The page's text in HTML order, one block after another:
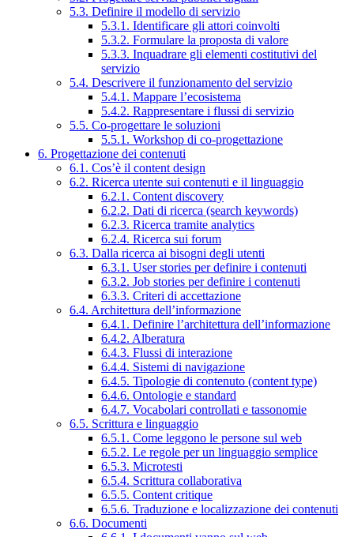
5.3. Definire il modello di servizio
5.3.1. Identificare gli attori coinvolti
5.3.2. Formulare la proposta di valore
5.3.3. Inquadrare gli elementi costitutivi del
servizio
5.4. Descrivere il funzionamento del servizio
5.4.1. Mappare l’ecosistema
5.4.2. Rappresentare i flussi di servizio
5.5. Co-progettare le soluzioni
5.5.1. Workshop di co-progettazione
6. Progettazione dei contenuti
6.1. Cos’è il content design
6.2. Ricerca utente sui contenuti e il linguaggio
6.2.1. Content discovery
6.2.2. Dati di ricerca (search keywords)
6.2.3. Ricerca tramite analytics
6.2.4. Ricerca sui forum
6.3. Dalla ricerca ai bisogni degli utenti
6.3.1. User stories per definire i contenuti
6.3.2. Job stories per definire i contenuti
6.3.3. Criteri di accettazione
6.4. Architettura dell’informazione
6.4.1. Definire l’architettura dell’informazione
6.4.2. Alberatura
6.4.3. Flussi di interazione
6.4.4. Sistemi di navigazione
6.4.5. Tipologie di contenuto (content type)
6.4.6. Ontologie e standard
6.4.7. Vocabolari controllati e tassonomie
6.5. Scrittura e linguaggio
6.5.1. Come leggono le persone sul web
6.5.2. Le regole per un linguaggio semplice
6.5.3. Microtesti
6.5.4. Scrittura collaborativa
6.5.5. Content critique
6.5.6. Traduzione e localizzazione dei contenuti
6.6. Documenti